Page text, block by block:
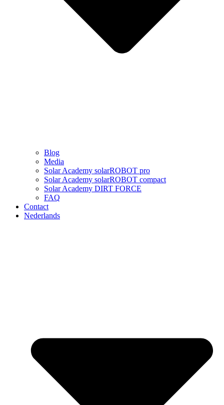
Blog
Media
Solar Academy solarROBOT pro
Solar Academy solarROBOT compact
Solar Academy DIRT FORCE
FAQ
Contact
Nederlands